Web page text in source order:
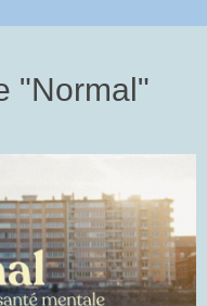
"Normal"